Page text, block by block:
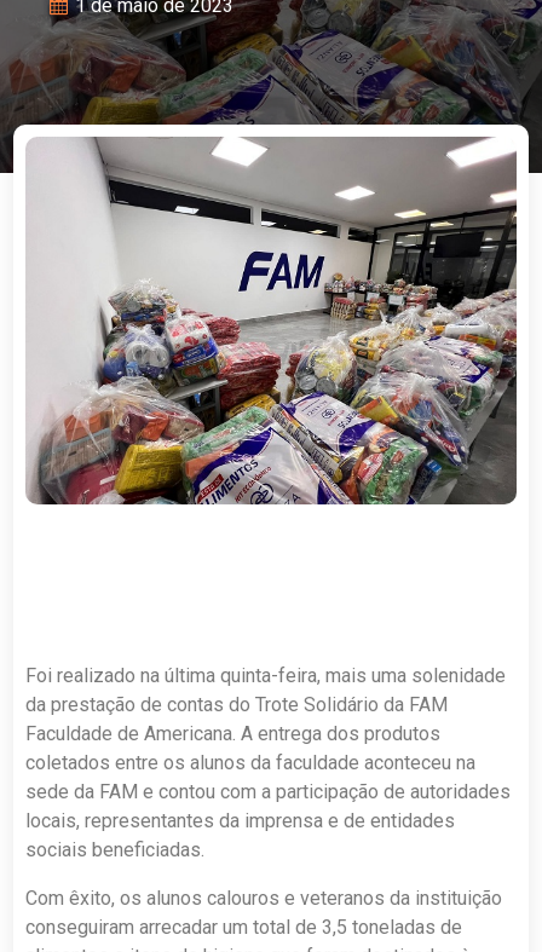
1 de maio de 2023
Foi realizado na última quinta-feira, mais uma solenidade
da prestação de contas do Trote Solidário da FAM
Faculdade de Americana. A entrega dos produtos
coletados entre os alunos da faculdade aconteceu na
sede da FAM e contou com a participação de autoridades
locais, representantes da imprensa e de entidades
sociais beneficiadas.
Com êxito, os alunos calouros e veteranos da instituição
conseguiram arrecadar um total de 3,5 toneladas de